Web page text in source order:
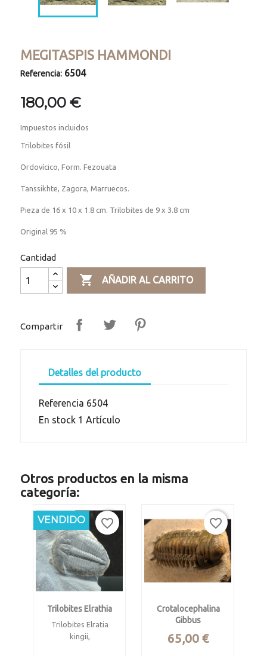
MEGITASPIS HAMMONDI
Referencia: 6504
180,00 €
Impuestos incluidos
Trilobites fósil
Ordovícico, Form. Fezouata
Tanssikhte, Zagora, Marruecos.
Pieza de 16 x 10 x 1.8 cm. Trilobites de 9 x 3.8 cm
Original 95 %
Cantidad
 AÑADIR AL CARRITO
Compartir
Detalles del producto
Referencia 6504
En stock 1 Artículo
Otros productos en la misma
categoría:
Trilobites Elrathia
Trilobites Elratia
kingii,
VENDIDO favorite_border
Crotalocephalina
Gibbus
Precio
65,00 €
favorite_border